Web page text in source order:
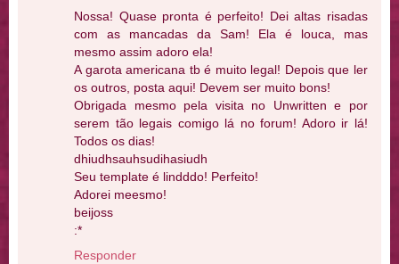
Nossa! Quase pronta é perfeito! Dei altas risadas
com as mancadas da Sam! Ela é louca, mas
mesmo assim adoro ela!
A garota americana tb é muito legal! Depois que ler
os outros, posta aqui! Devem ser muito bons!
Obrigada mesmo pela visita no Unwritten e por
serem tão legais comigo lá no forum! Adoro ir lá!
Todos os dias!
dhiudhsauhsudihasiudh
Seu template é lindddo! Perfeito!
Adorei meesmo!
beijoss
:*
Responder